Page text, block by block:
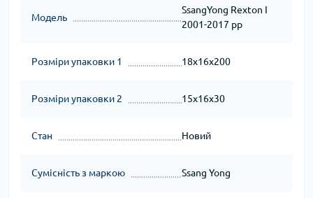
Модель
SsangYong Rexton I
2001-2017 рр
Розміри упаковки 1 18x16x200
Розміри упаковки 2 15x16x30
Стан Новий
Сумісність з маркою Ssang Yong